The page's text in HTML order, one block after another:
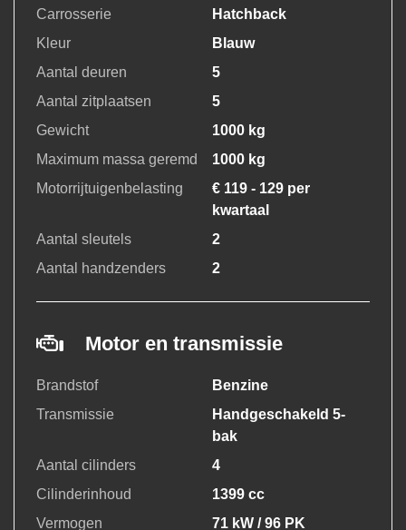
Carrosserie
Hatchback
Kleur
Blauw
Aantal deuren
5
Aantal zitplaatsen
5
Gewicht
1000 kg
Maximum massa geremd
1000 kg
Motorrijtuigenbelasting
€ 119 - 129 per
kwartaal
Aantal sleutels
2
Aantal handzenders
2
Motor en transmissie
Brandstof
Benzine
Transmissie
Handgeschakeld 5-
bak
Aantal cilinders
4
Cilinderinhoud
1399 cc
Vermogen
71 kW / 96 PK